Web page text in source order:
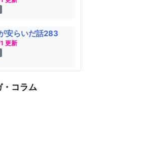
安らいだ話283
更新
・コラム